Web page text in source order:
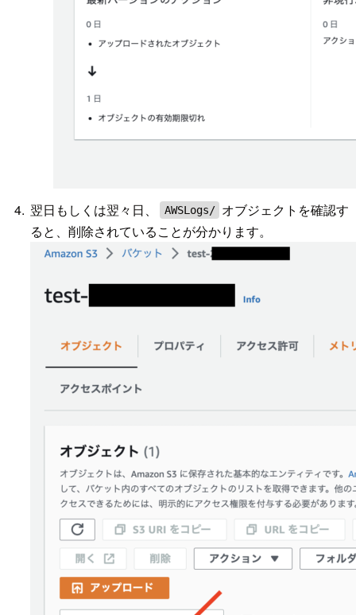
翌日もしくは翌々日、 AWSLogs/ オブジェクトを確認す
ると、削除されていることが分かります。